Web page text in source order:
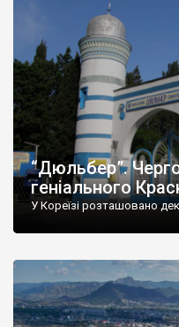
“Дюльбер”.
геніального
У Кореїзі розташовано